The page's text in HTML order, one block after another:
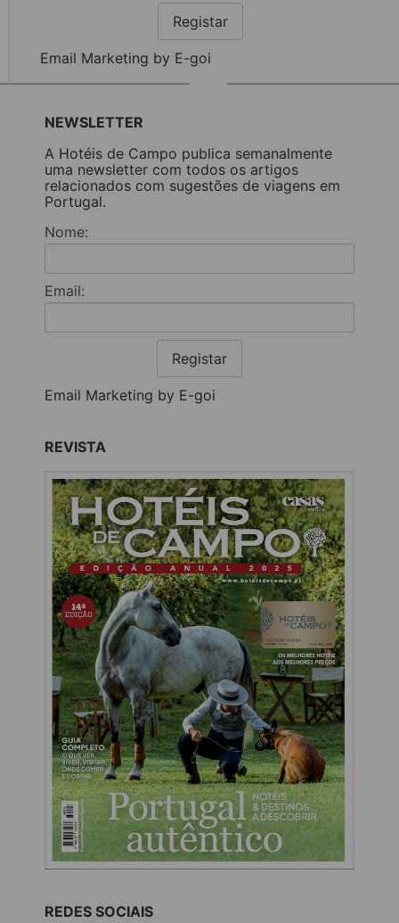
Registar
Email Marketing by E-goi
NEWSLETTER
A Hotéis de Campo publica semanalmente
uma newsletter com todos os artigos
relacionados com sugestões de viagens em
Portugal.
Nome:
Email:
Registar
Email Marketing by E-goi
REVISTA
REDES SOCIAIS